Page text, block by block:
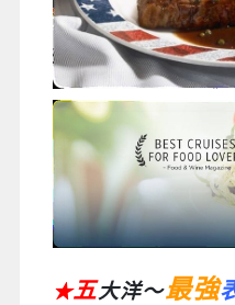
★五大洋～最強